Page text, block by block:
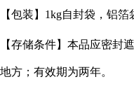
【包装】 1kg自封袋，铝箔
【存储条件】本品应密封
地方；有效期为两年。